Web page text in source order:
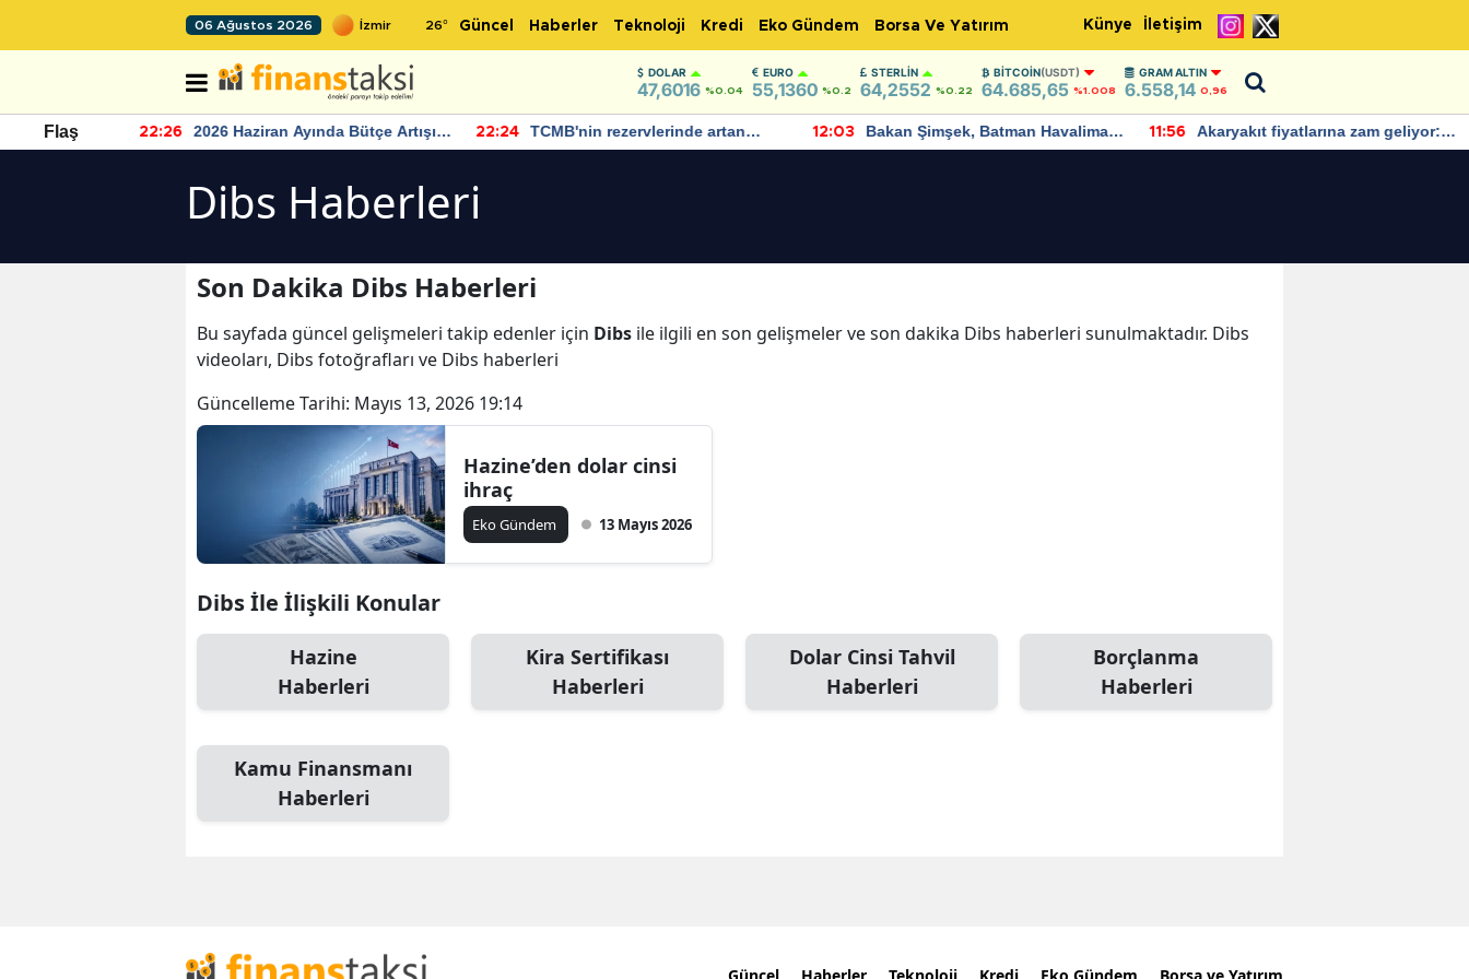
06 Ağustos 2026 26° Güncel Haberler Teknoloji Kredi Eko Gündem Borsa Ve Yatırım Künye İletişim
DOLAR
47,6016 %0.04
EURO
55,1360 %0.2
STERLIN
64,2552 %0.22
BITCOIN(USDT)
64.685,65 %1.008
GRAM ALTIN
6.558,14 0,96
Flaş 22:26
2026 Haziran Ayında Bütçe Artışı
Yaşandı
22:24
TCMB'nin rezervlerinde artan
momentum devam ediyor
12:03
Bakan Şimşek, Batman Havalimanı
için umut verici açıklamalarda
11:56
Akaryakıt fiyatlarına zam geliyor:
Yeni tarih açıklandı
Dibs Haberleri
Son Dakika Dibs Haberleri
Bu sayfada güncel gelişmeleri takip edenler için Dibs ile ilgili en son gelişmeler ve son dakika Dibs haberleri sunulmaktadır. Dibs
videoları, Dibs fotoğrafları ve Dibs haberleri
Güncelleme Tarihi: Mayıs 13, 2026 19:14
Hazine’den dolar cinsi
ihraç
Eko Gündem 13 Mayıs 2026
Dibs İle İlişkili Konular
Hazine
Haberleri
Kira Sertifikası
Haberleri
Dolar Cinsi Tahvil
Haberleri
Borçlanma
Haberleri
Kamu Finansmanı
Haberleri